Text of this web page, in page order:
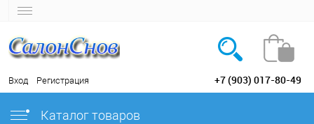
Вход Регистрация +7 (903) 017-80-49
Каталог товаров